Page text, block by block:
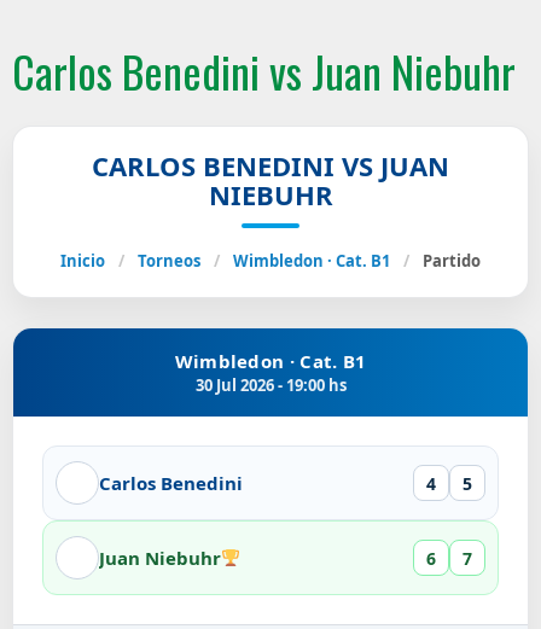
Carlos Benedini vs Juan Niebuhr
CARLOS BENEDINI VS JUAN
NIEBUHR
Inicio / Torneos / Wimbledon · Cat. B1 / Partido
Wimbledon · Cat. B1
30 Jul 2026 - 19:00 hs
Carlos Benedini 4 5
Juan Niebuhr 6 7